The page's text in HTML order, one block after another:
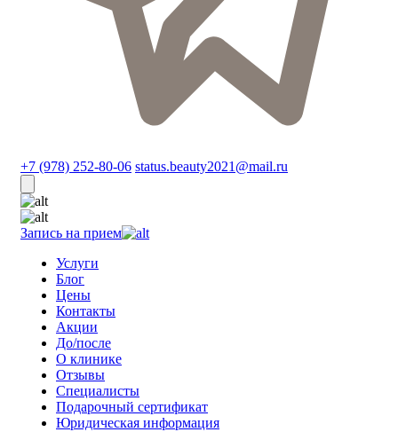
+7 (978) 252-80-06 status.beauty2021@mail.ru
Запись на прием
Услуги
Блог
Цены
Контакты
Акции
До/после
О клинике
Отзывы
Специалисты
Подарочный сертификат
Юридическая информация